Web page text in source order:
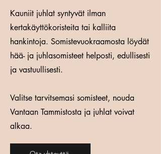
Kauniit juhlat syntyvät ilman
kertakäyttökoristeita tai kalliita
hankintoja. Somistevuokraamosta löydät
hää- ja juhlasomisteet helposti, edullisesti
ja vastuullisesti.
Valitse tarvitsemasi somisteet, nouda
Vantaan Tammistosta ja juhlat voivat
alkaa.